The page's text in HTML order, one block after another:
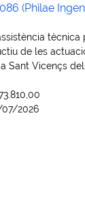
(Philae
tècnica
de les
Sant Vicençs
07/2026